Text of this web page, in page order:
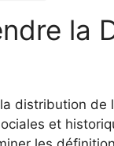
la
distribution de
et